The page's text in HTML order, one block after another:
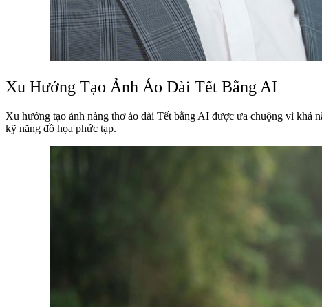
Xu Hướng Tạo Ảnh Áo Dài Tết Bằng AI
Xu hướng tạo ảnh nàng thơ áo dài Tết bằng AI được ưa chuộng vì khả
kỹ năng đồ họa phức tạp.